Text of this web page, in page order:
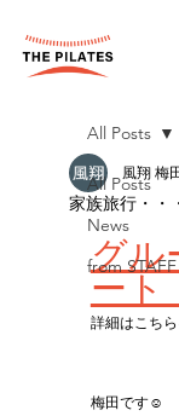
All Posts
News
from STAFF
All Posts
家族旅行・・
風翔 梅
グル
ート
詳細はこち
梅田です☺️